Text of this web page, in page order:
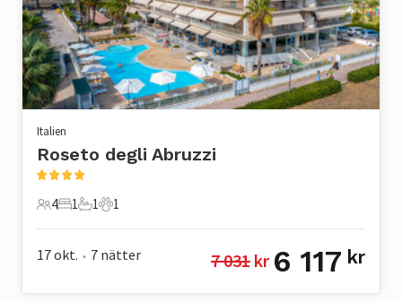
Italien
Roseto degli Abruzzi
4 Gäster
4
1 Sovrum
1
1 Badrum
1
1 Husdjur
1
17 okt. • 7 nätter 7 031 kr 6 117 kr